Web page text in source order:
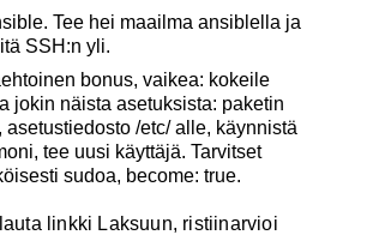
Tee hei maailma ansiblella ja
SSH:n yli.
bonus, vaikea: kokeile
jokin näista asetuksista: paketin
asetustiedosto /etc/ alle, käynnistä
tee uusi käyttäjä. Tarvitset
sudoa, become: true.
linkki Laksuun, ristiinarvioi